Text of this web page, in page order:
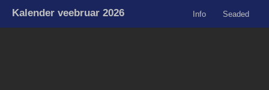
Kalender veebruar 2026 Info Seaded